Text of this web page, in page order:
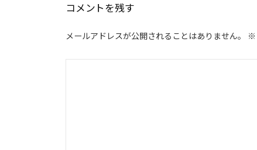
ー
シ
ョ
ン
コメントを残す
メールアドレスが公開されることはありません。 ※